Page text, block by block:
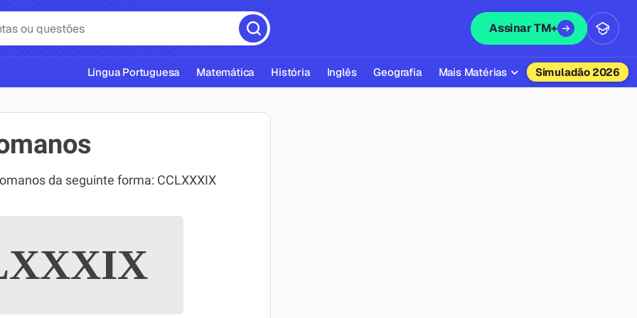
Assinar TM+
ABNT
Língua Portuguesa Matemática História Inglês Geografia Mais Matérias Simuladão 2026
da seguinte forma: CCLXXXIX